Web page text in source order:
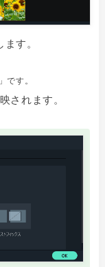
す。
です。
されます。